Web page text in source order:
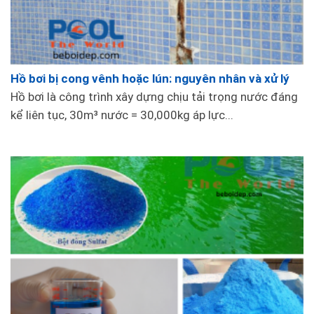
Hồ bơi bị cong vênh hoặc lún: nguyên nhân và xử lý
Hồ bơi là công trình xây dựng chịu tải trọng nước đáng
kể liên tục, 30m³ nước = 30,000kg áp lực...